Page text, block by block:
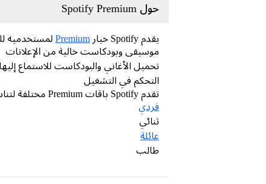
حول Spotify Premium
يقدم Spotify خيار Premium لمستخدميه
موسيقى وبودكاست خالية من الإعلانات
تحميل الأغاني والبودكاست للاستماع
التحكم في التشغيل
تقدم Spotify باقات Premium مختلفة لتناسب المستخدمين المختلفين
فردي
ثنائي
عائلة
طالب